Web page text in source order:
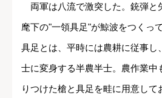
両軍は八流で激突した。銃弾と
麾下の"一領具足"が鯨波をつくっ
具足とは、平時には農耕に従事し
士に変身する半農半士。農作業中
りつけた槍と具足を畦に用意して